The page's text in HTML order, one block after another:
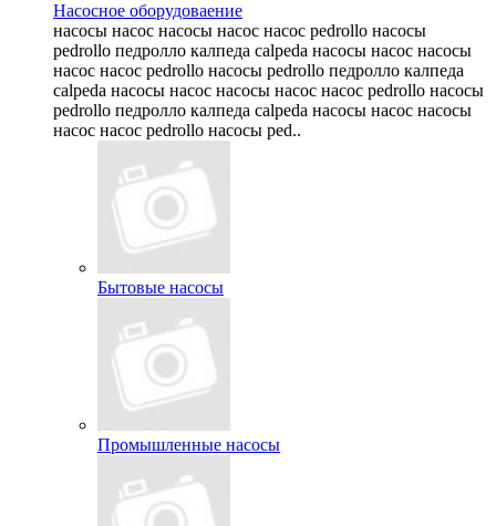
Насосное оборудоваение
насосы насос насосы насос насос pedrollo насосы
pedrollo педролло калпеда calpeda насосы насос насосы
насос насос pedrollo насосы pedrollo педролло калпеда
calpeda насосы насос насосы насос насос pedrollo насосы
pedrollo педролло калпеда calpeda насосы насос насосы
насос насос pedrollo насосы ped..
Бытовые насосы
Промышленные насосы